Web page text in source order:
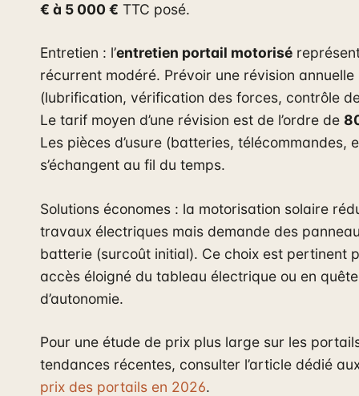
€ à 5 000 € TTC posé.
Entretien : l’entretien portail motorisé
récurrent modéré. Prévoir une révision annuelle
(lubrification, vérification des forces, contrôle
Le tarif moyen d’une révision est de l’ordre de
Les pièces d’usure (batteries, télécommandes,
s’échangent au fil du temps.
Solutions économes : la motorisation solaire
travaux électriques mais demande des
batterie (surcoût initial). Ce choix est pertinent
accès éloigné du tableau électrique ou en quête
d’autonomie.
Pour une étude de prix plus large sur les
tendances récentes, consulter l’article dédié
prix des portails en 2026.